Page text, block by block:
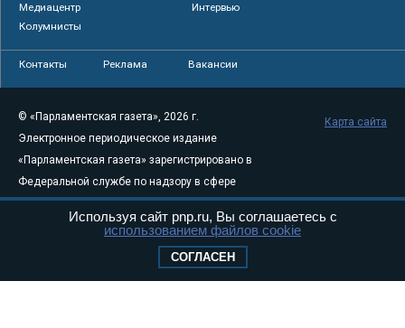
Медиацентр
Интервью
Колумнисты
Контакты Реклама Вакансии
© «Парламентская газета», 2026 г.
Электронное периодическое издание
«Парламентская газета» зарегистрировано в
Федеральной службе по надзору в сфере
связи, информационных технологий и
массовых коммуникаций (Роскомнадзор) 05
Свидетельство о регистрации Эл № ФС77-
Карта сайта
Используя сайт pnp.ru, Вы соглашаетесь с
использованием файлов cookie
СОГЛАСЕН